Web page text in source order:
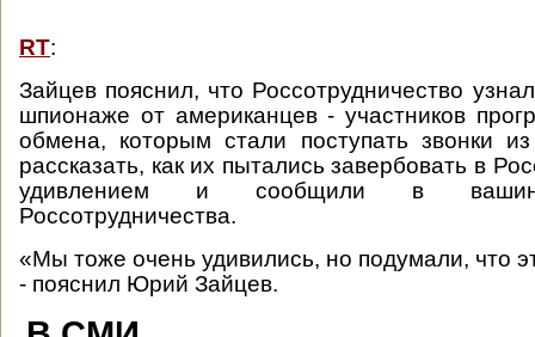
RT:
Зайцев пояснил, что Россотрудничество
шпионаже от американцев - участников
обмена, которым стали поступать звонки
рассказать, как их пытались завербовать в
удивлением и сообщили в
Россотрудничества.
«Мы тоже очень удивились, но подумали, что
- пояснил Юрий Зайцев.